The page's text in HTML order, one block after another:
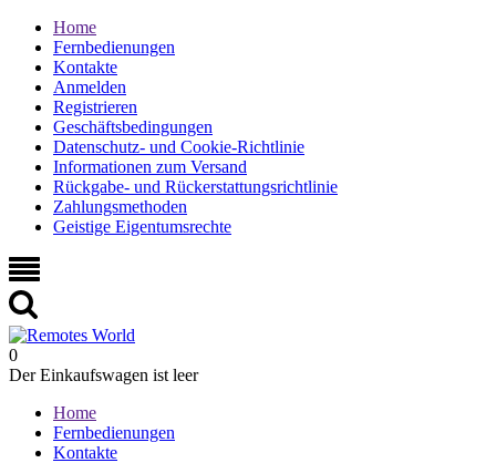
Home
Fernbedienungen
Kontakte
Anmelden
Registrieren
Geschäftsbedingungen
Datenschutz- und Cookie-Richtlinie
Informationen zum Versand
Rückgabe- und Rückerstattungsrichtlinie
Zahlungsmethoden
Geistige Eigentumsrechte
0
Der Einkaufswagen ist leer
Home
Fernbedienungen
Kontakte